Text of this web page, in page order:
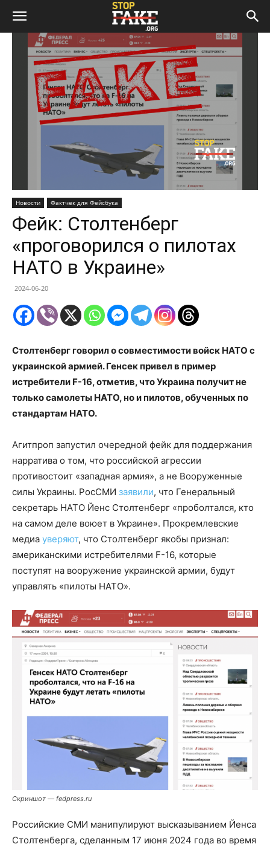
Новости Фактчек для Фейсбука
Фейк: Столтенберг
«проговорился о пилотах
НАТО в Украине»
2024-06-20
Столтенберг говорил о совместимости войск НАТО с
украинской армией. Генсек привел в пример
истребители F-16, отметив, что Украина получит не
только самолеты НАТО, но и пилотов, обученных по
стандартам НАТО.
Агитпроп запустил очередной фейк для поддержания
нарратива о том, что российской агрессии
противостоит «западная армия», а не Вооруженные
силы Украины. РосСМИ заявили, что Генеральный
секретарь НАТО Йенс Столтенберг «проболтался, кто
на самом деле воюет в Украине». Прокремлевские
медиа уверяют, что Столтенберг якобы признал:
американскими истребителями F-16, которые
поступят на вооружение украинской армии, будут
управлять «пилоты НАТО».
Скриншот — fedpress.ru
Российские СМИ манипулируют высказыванием Йенса
Столтенберга, сделанным 17 июня 2024 года во время